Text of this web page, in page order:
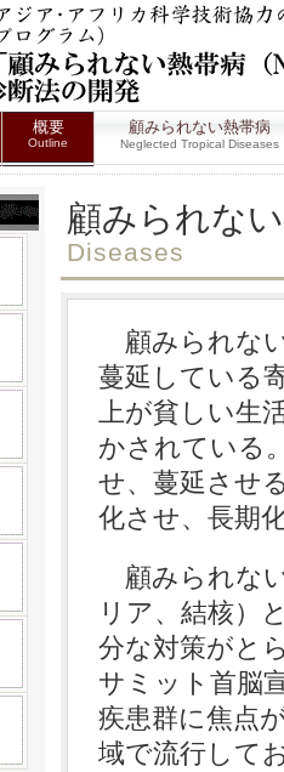
概要
Outline
顧みられない熱帯病
Neglected Tropical Diseases
顧みられな
Diseases
顧みられな
蔓延している
上が貧しい生
かされている
せ、蔓延させ
化させ、長期
顧みられな
リア、結核）
分な対策がと
サミット首脳
疾患群に焦点
域で流行して